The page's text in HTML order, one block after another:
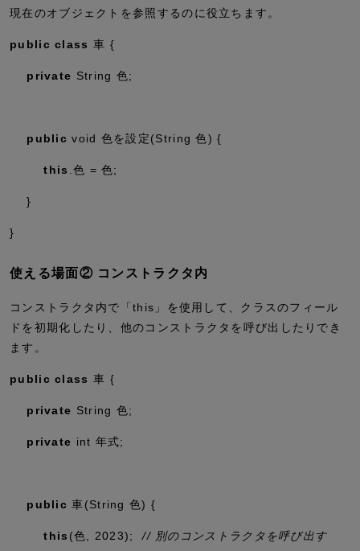
現在のオブジェクトを参照するのに役立ちます。
public class 車 {
private String 色;
public void 色を設定(String 色) {
this .色 = 色;
}
}
使える場面② コンストラクタ内
コンストラクタ内で「this」を使用して、クラスのフィール
ドを初期化したり、他のコンストラクタを呼び出したりでき
ます。
public class 車 {
private String 色;
private int 年式;
public 車(String 色) {
this (色, 2023);// 別のコンストラクタを呼び出す